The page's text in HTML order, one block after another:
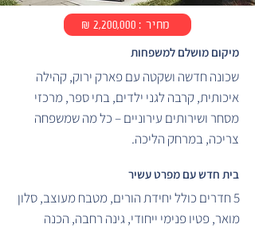
מחיר : 2,200,000 ₪
מיקום מושלם למשפחות
שכונה חדשה ושקטה עם פארק ירוק, קהילה
איכותית, קרבה לגני ילדים, בתי ספר, מרכזי
מסחר ושירותים עירוניים – כל מה שמשפחה
צריכה, במרחק הליכה.
בית חדש עם מפרט עשיר
5 חדרים כולל יחידת הורים, מטבח מעוצב, סלון
מואר, פטיו פנימי ייחודי, גינה רחבה, הכנה